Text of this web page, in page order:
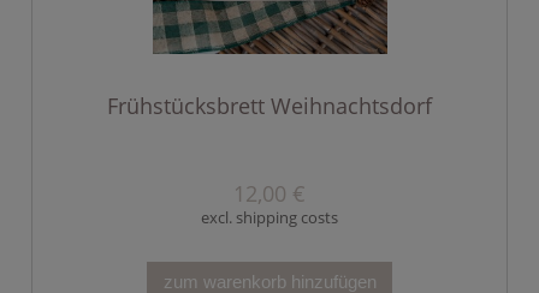
Frühstücksbrett Weihnachtsdorf
12,00 €
excl. shipping costs
zum warenkorb hinzufügen